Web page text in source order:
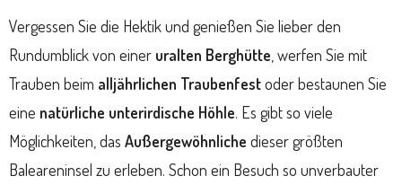
Vergessen Sie die Hektik und genießen Sie lieber den
Rundumblick von einer uralten Berghütte , werfen Sie mit
Trauben beim alljährlichen Traubenfestoder bestaunen Sie
eine natürliche unterirdische Höhle. Es gibt so viele
Möglichkeiten, das Außergewöhnliche dieser größten
Baleareninsel zu erleben. Schon ein Besuch so unverbauter